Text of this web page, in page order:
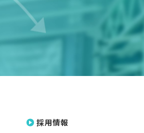
採用情報